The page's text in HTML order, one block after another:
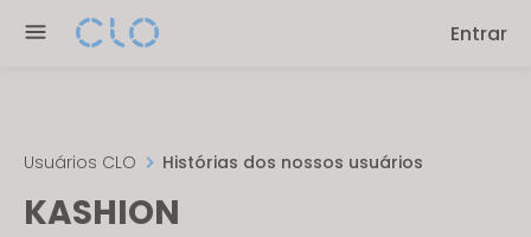
note:
system.
Entrar
Usuários CLO Histórias dos nossos usuários
KASHION